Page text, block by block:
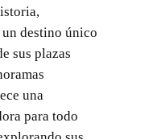
destino único
sus plazas
una
para todo